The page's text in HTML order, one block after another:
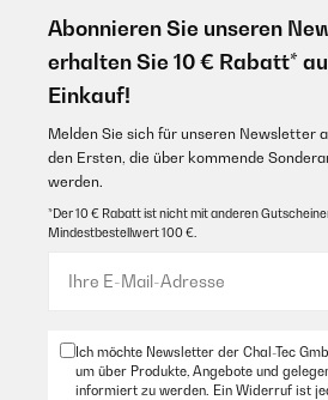
Abonnieren Sie unseren
erhalten Sie 10 € Rabatt*
Einkauf!
Melden Sie sich für unseren Newsletter
den Ersten, die über kommende
werden.
*Der 10 € Rabatt ist nicht mit anderen
Mindestbestellwert 100 €.
Ich möchte Newsletter der Chal-Tec
um über Produkte, Angebote und
informiert zu werden. Ein Widerruf ist